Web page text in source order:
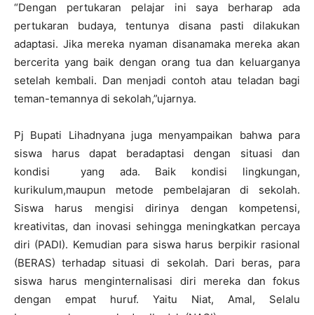
“Dengan pertukaran pelajar ini saya berharap ada
pertukaran budaya, tentunya disana pasti dilakukan
adaptasi. Jika mereka nyaman disanamaka mereka akan
bercerita yang baik dengan orang tua dan keluarganya
setelah kembali. Dan menjadi contoh atau teladan bagi
teman-temannya di sekolah,”ujarnya.
Pj Bupati Lihadnyana juga menyampaikan bahwa para
siswa harus dapat beradaptasi dengan situasi dan
kondisi yang ada. Baik kondisi lingkungan,
kurikulum,maupun metode pembelajaran di sekolah.
Siswa harus mengisi dirinya dengan kompetensi,
kreativitas, dan inovasi sehingga meningkatkan percaya
diri (PADI). Kemudian para siswa harus berpikir rasional
(BERAS) terhadap situasi di sekolah. Dari beras, para
siswa harus menginternalisasi diri mereka dan fokus
dengan empat huruf. Yaitu Niat, Amal, Selalu